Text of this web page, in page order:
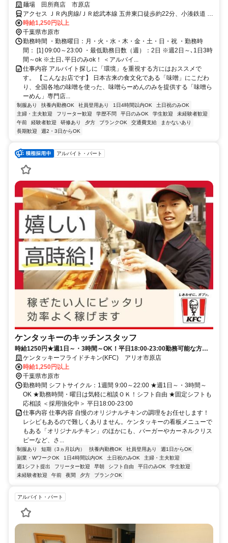
専門店「麺場 田所商店 市原店」は、4月にオープンしたばかり！まだま
だ新しいお店だからこそ、みんなでアイデアを出し合いながら、もっと
居心地のいいお店をつくっていける楽しさがあります。ランチに働きた
い主婦（夫）さんも、学校帰りの学生さんも、しっかり稼ぎたいフリー
ターさんも大歓迎！味噌のいい香りに包まれながら、お客様の「また来
るね！」が増えていくお店を、一緒につくりませんか？今しか味わえな
い「オープニングのワクワク」を、ぜひ一緒に楽しみましょう！
麺場 田所商店 市原店
アクセス ＪＲ内房線/ＪＲ総武本線 五井東口徒歩約22分、小湊鉄道 五
井東口徒歩約22分、ＪＲ内房線/ＪＲ総武本線 八幡宿西口徒歩約29分
※車・バイク通勤OK
時給1,250円以上
千葉県市原市
勤務時間 ・勤務曜日：月・火・水・木・金・土・日・祝 ・勤務時
間： [1] 09:00～23:00 ・最低勤務日数（週）：2日 ※週2日～､1日3時
間～ok ※土日､平日のみok！ ＜アルバイ...
仕事内容 アルバイト探しに「環境」を重視する方にはおススメで
す。 【こんなお店です】 日本古来の食文化である「味噌」にこだわ
り、全国各地の味噌を使った、味噌らーめんのみを提供する「味噌ら
ーめん」専門店...
制服あり 扶養内勤務OK 社員登用あり 1日4時間以内OK
土日祝のみOK
主婦・主夫歓迎
フリーター歓迎 学歴不問 平日のみOK 学生歓迎
未経験者歓迎
午前
経験者歓迎 研修あり 夕方 ブランクOK 交通費支給
まかないあり
長期歓迎
週2・3日からOK
アルバイト・パート
ケンタッキーのキッチンスタッフ
時給1250円★週1日～・3時間～OK！平日18:00-23:00勤務可能な方大
歓迎♪ケンタッキーフライドチキン(KFC) アリオ市原店
時給1,250円以上
千葉県市原市
勤務時間 シフトサイクル：1週間 9:00～22:00 ★週1日～・3時間～
OK ★勤務時間・曜日は気軽に相談ＯＫ！シフト自由 ★固定シフトも
応相談 ＜採用強化中＞ 平日18:00-23:00
仕事内容 仕事内容 自慢のオリジナルチキンの調理をお任せします！
レシピもあるので難しくありません。ケンタッキーの看板メニューで
もある「オリジナルチキン」のほかにも、バーガーやカーネルクリス
ピーなど、さ...
制服あり 短期（3ヵ月以内） 扶養内勤務OK 社員登用あり
週1日からOK
副業・WワークOK
1日4時間以内OK 土日祝のみOK
主婦・主夫歓迎
週1シフト提出
フリーター歓迎 早朝 シフト自由 平日のみOK
学生歓迎
未経験者歓迎
午前 夜間 夕方 ブランクOK
アルバイト・パート